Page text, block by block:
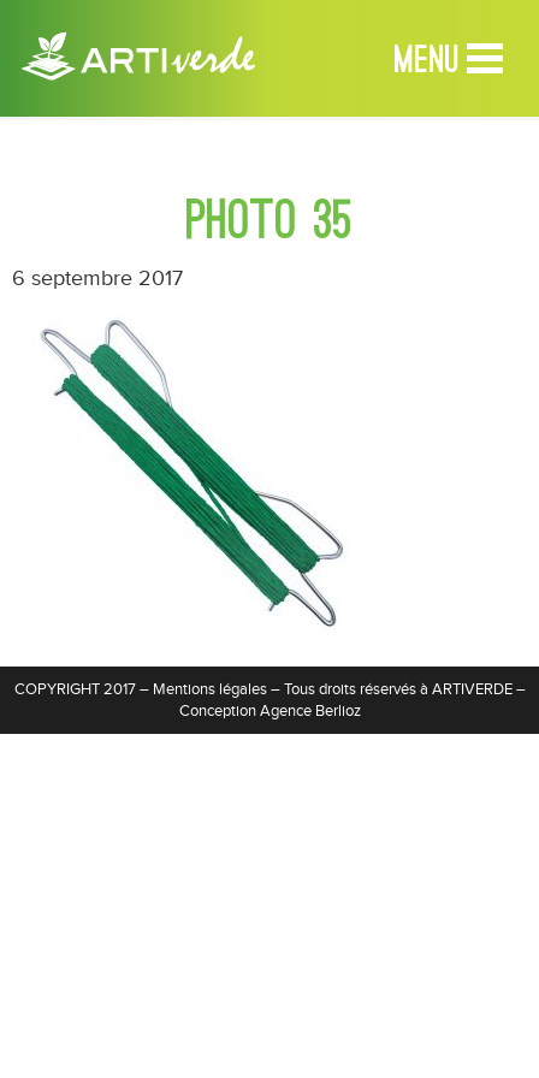
MENU
MENU
Revendeurs
À propos
Contact
PHOTO 35
6 septembre 2017
COPYRIGHT 2017 – Mentions légales– Tous droits réservés à ARTIVERDE –
ConceptionAgence Berlioz